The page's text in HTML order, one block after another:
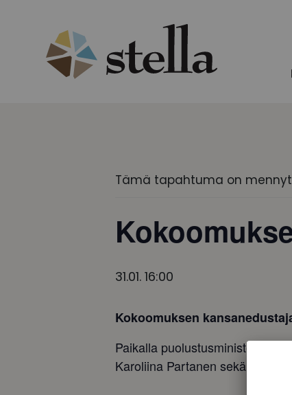
Tämä tapahtuma on
31.01. 16:00
Kokoomuksen
Paikalla puolustusministeri
Karoliina Partanen sekä